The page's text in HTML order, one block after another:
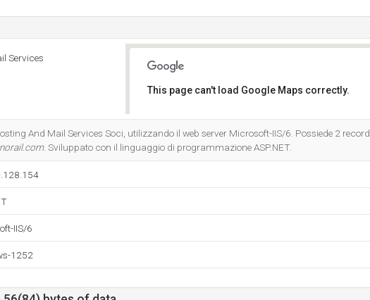
Services
This page can't load Google Maps correctly.
And Mail Services Soci, utilizzando il web server Microsoft-IIS/6. Possiede 2 record
. Sviluppato con il linguaggio di programmazione ASP.NET.
IIS/6
1252